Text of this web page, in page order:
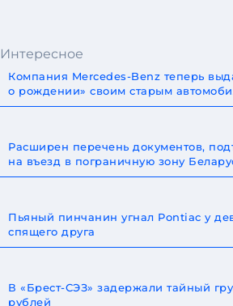
Интересное
Компания Mercedes-Benz теперь
о рождении» своим старым
Расширен перечень документов,
на въезд в пограничную зону
Пьяный пинчанин угнал Pontiac у
спящего друга
В «Брест-СЭЗ» задержали тайный
рублей